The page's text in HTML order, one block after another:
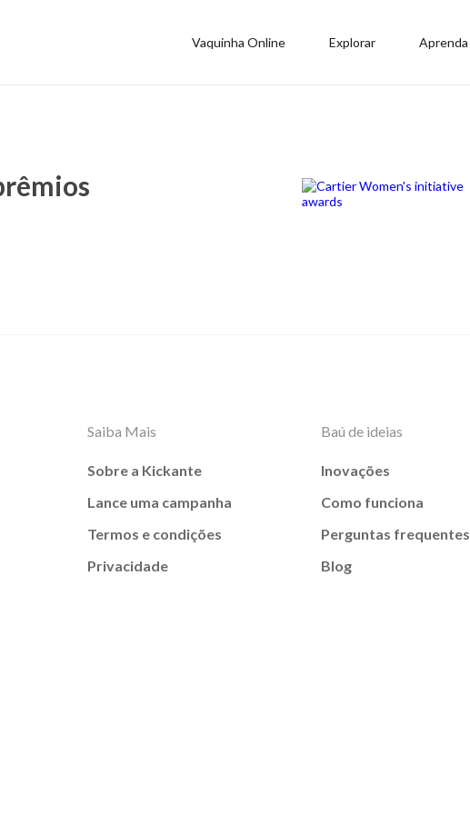
Vaquinha Online Explorar Aprenda
Saiba Mais
Sobre a Kickante
Lance uma campanha
Termos e condições
Privacidade
Baú de ideias
Inovações
Como funciona
Perguntas frequentes
Blog